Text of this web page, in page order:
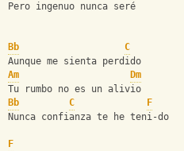
Pero ingenuo nunca seré
Bb
C
Aunque me sienta perdido
Am
Dm
Tu rumbo no es un alivio
Bb
C
F
Nunca confianza te he teni-do
F